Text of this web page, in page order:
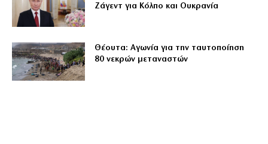
Ζάγεντ για Κόλπο και Ουκρανία
Θέουτα: Αγωνία για την ταυτοποίηση
80 νεκρών μεταναστών